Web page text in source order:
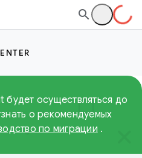
осуществляться до
о рекомендуемых
по миграции .